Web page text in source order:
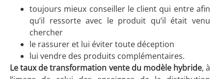
toujours mieux conseiller le client qui entre afin
qu’il ressorte avec le produit qu’il était venu
chercher
le rassurer et lui éviter toute déception
lui vendre des produits complémentaires.
Le taux de transformation vente du modèle hybride, à